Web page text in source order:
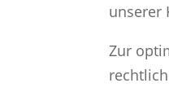
unserer
Zur